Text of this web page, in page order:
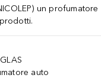
un profumatore
auto